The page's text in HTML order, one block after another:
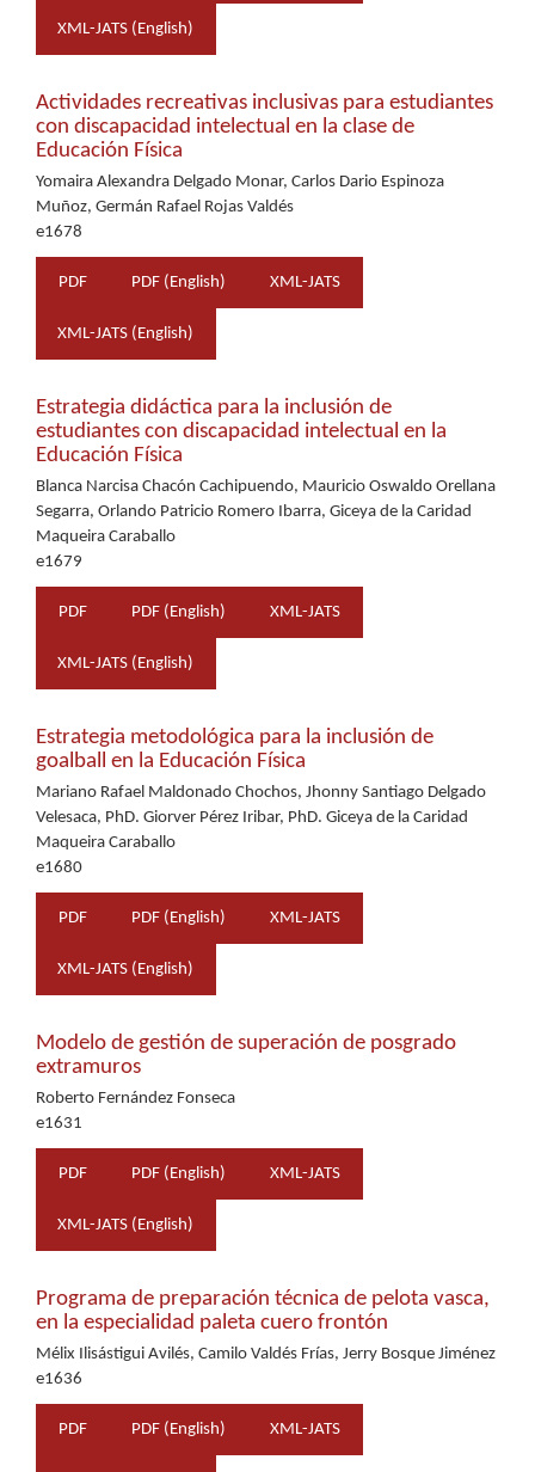
XML-JATS (English)
Actividades recreativas inclusivas para estudiantes
con discapacidad intelectual en la clase de
Educación Física
Yomaira Alexandra Delgado Monar, Carlos Dario Espinoza
Muñoz, Germán Rafael Rojas Valdés
e1678
PDF PDF (English) XML-JATS
XML-JATS (English)
Estrategia didáctica para la inclusión de
estudiantes con discapacidad intelectual en la
Educación Física
Blanca Narcisa Chacón Cachipuendo, Mauricio Oswaldo Orellana
Segarra, Orlando Patricio Romero Ibarra, Giceya de la Caridad
Maqueira Caraballo
e1679
PDF PDF (English) XML-JATS
XML-JATS (English)
Estrategia metodológica para la inclusión de
goalball en la Educación Física
Mariano Rafael Maldonado Chochos, Jhonny Santiago Delgado
Velesaca, PhD. Giorver Pérez Iribar, PhD. Giceya de la Caridad
Maqueira Caraballo
e1680
PDF PDF (English) XML-JATS
XML-JATS (English)
Modelo de gestión de superación de posgrado
extramuros
Roberto Fernández Fonseca
e1631
PDF PDF (English) XML-JATS
XML-JATS (English)
Programa de preparación técnica de pelota vasca,
en la especialidad paleta cuero frontón
Mélix Ilisástigui Avilés, Camilo Valdés Frías, Jerry Bosque Jiménez
e1636
PDF PDF (English) XML-JATS